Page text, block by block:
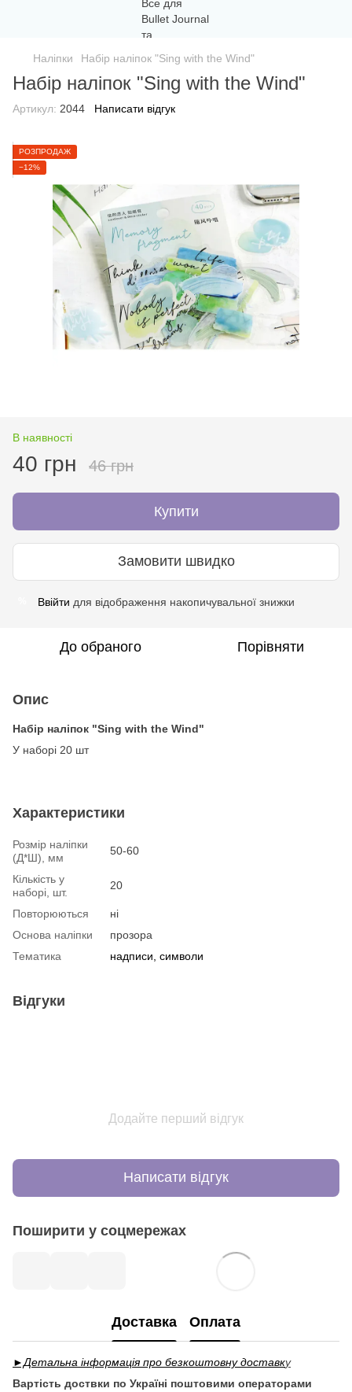
Наліпки Набір наліпок "Sing with the Wind"
Набір наліпок "Sing with the Wind"
Артикул: 2044 Написати відгук
РОЗПРОДАЖ
−12%
В наявності
40 грн 46 грн
Купити
Замовити швидко
Ввійти для відображення накопичувальної знижки
До обраного Порівняти
Опис
Набір наліпок "Sing with the Wind"
У наборі 20 шт
Характеристики
Розмір наліпки
(Д*Ш), мм
50-60
Кількість у
наборі, шт.
20
Повторюються
ні
Основа наліпки
прозора
Тематика
надписи, символи
Відгуки
Додайте перший відгук
Написати відгук
Поширити у соцмережах
Доставка Оплата
►Детальна інформація про безкоштовну доставку
Вартість доствки по Україні поштовими операторами